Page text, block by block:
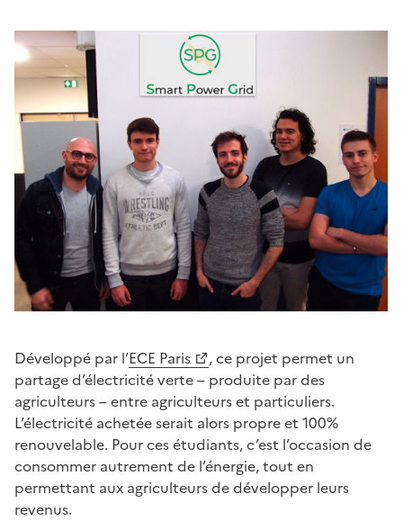
Développé par l’ECE Paris
, ce projet permet un
partage d’électricité verte – produite par des
agriculteurs – entre agriculteurs et particuliers.
L’électricité achetée serait alors propre et 100%
renouvelable. Pour ces étudiants, c’est l’occasion de
consommer autrement de l’énergie, tout en
permettant aux agriculteurs de développer leurs
revenus.